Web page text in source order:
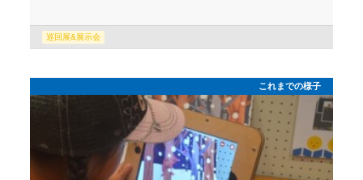
巡回展&展示会
これまでの様子